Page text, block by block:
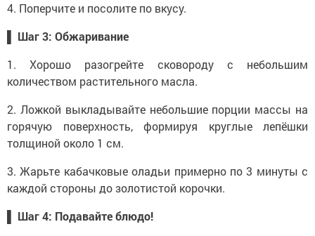
4. Поперчите и посолите по вкусу.
▌ Шаг 3: Обжаривание
1. Хорошо разогрейте сковороду с небольшим
количеством растительного масла.
2. Ложкой выкладывайте небольшие порции массы на
горячую поверхность, формируя круглые лепёшки
толщиной около 1 см.
3. Жарьте кабачковые оладьи примерно по 3 минуты с
каждой стороны до золотистой корочки.
▌ Шаг 4: Подавайте блюдо!